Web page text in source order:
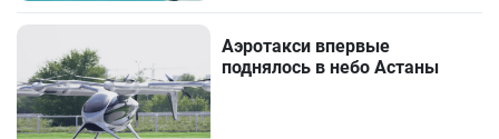
Аэротакси впервые
поднялось в небо Астаны